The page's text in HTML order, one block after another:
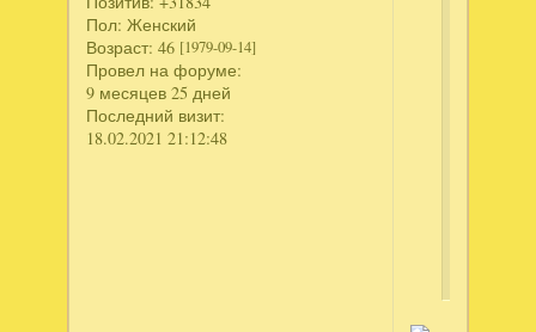
Пол: Женский
Возраст: 46 [1979-09-14]
Провел на форуме:
9 месяцев 25 дней
Последний визит:
18.02.2021 21:12:48